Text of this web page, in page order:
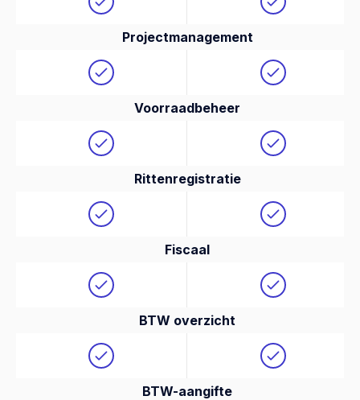
Projectmanagement
Voorraadbeheer
Rittenregistratie
Fiscaal
BTW overzicht
BTW-aangifte